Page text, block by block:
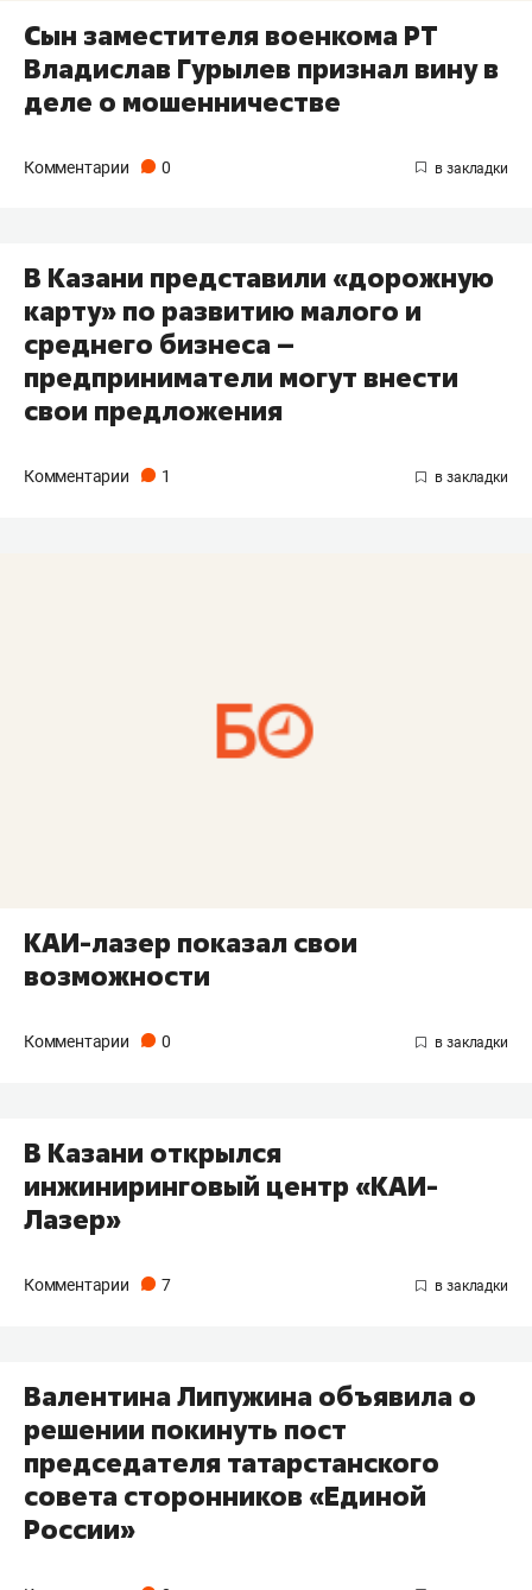
Сын заместителя военкома РТ
Владислав Гурылев признал вину в
деле о мошенничестве
Комментарии 0
В Казани представили «дорожную
карту» по развитию малого и
среднего бизнеса –
предприниматели могут внести
свои предложения
Комментарии 1
КАИ-лазер показал свои
возможности
Комментарии 0
В Казани открылся
инжиниринговый центр «КАИ-
Лазер»
Комментарии 7
Валентина Липужина объявила о
решении покинуть пост
председателя татарстанского
совета сторонников «Единой
России»